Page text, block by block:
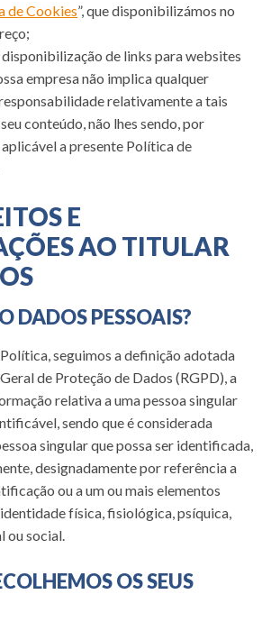
de Cookies”, que disponibilizámos no
de links para websites
empresa não implica qualquer
relativamente a tais
conteúdo, não lhes sendo, por
a presente Política de
E
AO TITULAR
DADOS PESSOAIS?
seguimos a definição adotada
de Proteção de Dados (RGPD), a
relativa a uma pessoa singular
sendo que é considerada
singular que possa ser identificada,
designadamente por referência a
ou a um ou mais elementos
física, fisiológica, psíquica,
ou social.
OS SEUS